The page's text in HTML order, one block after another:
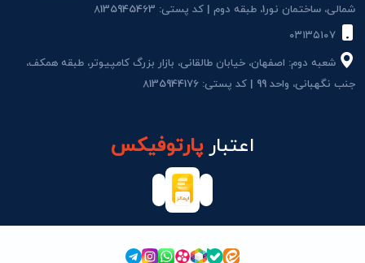
شمالی، ساختمان نور1، طبقه دوم | کد پستی: 8135945463
شعبه دوم: اصفهان، خیابان طالقانی، بازار بزرگ کامپیوتر، طبقه همکف،
جنب نگهبانی، واحد 99 | کد پستی: 8135944176
اعتبارپارتوفیکس